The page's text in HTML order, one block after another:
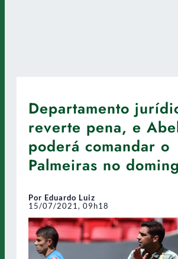
Departamento
reverte pena, e
poderá comandar o
Palmeiras no
Por Eduardo Luiz
15/07/2021, 09h18